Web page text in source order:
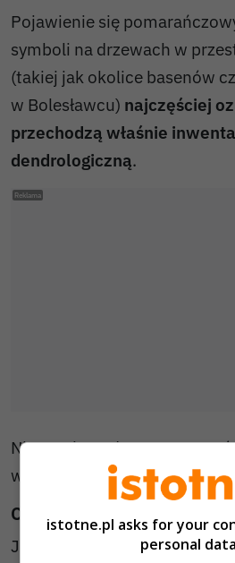
Pojawienie się
symboli na drzewach w
(takiej jak okolice basenów
w Bolesławcu) najczęściej
przechodzą właśnie
dendrologiczną.
Nie musi to od razu
w niektórych przypadkach
Co mogą oznaczać te
Jaskrawy pomarańczowy lub
istotne.pl asks for your
personal